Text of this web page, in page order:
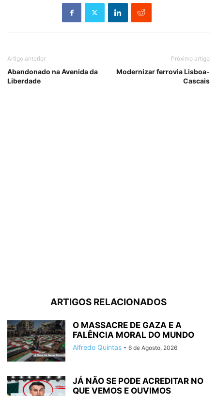
Artigo anterior
Abandonado na Avenida da
Liberdade
Próximo artigo
Modernizar ferrovia Lisboa-
Cascais
ARTIGOS RELACIONADOS
O MASSACRE DE GAZA E A
FALÊNCIA MORAL DO MUNDO
Alfredo Quintas - 6 de Agosto, 2026
JÁ NÃO SE PODE ACREDITAR NO
QUE VEMOS E OUVIMOS